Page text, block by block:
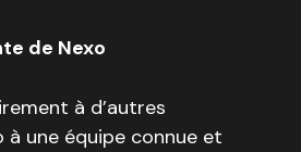
de Nexo
à d’autres
à une équipe connue et